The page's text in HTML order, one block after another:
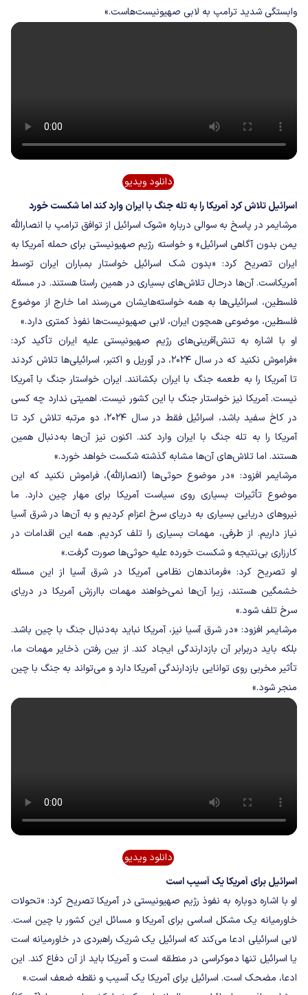
وابستگی شدید ترامپ به لابی صهیونیست‌هاست.»
دانلود ویدیو
اسرائیل تلاش کرد آمریکا را به تله جنگ با ایران وارد کند اما شکست خورد
مرشایمر در پاسخ به سوالی درباره «شوک اسرائیل از توافق ترامپ با انصارالله
یمن بدون آگاهی اسرائیل» و خواسته رژیم صهیونیستی برای حمله آمریکا به
ایران تصریح کرد: «بدون شک اسرائیل خواستار بمباران ایران توسط
آمریکاست. آن‌ها درحال تلاش‌های بسیاری در همین راستا هستند. در مسئله
فلسطین، اسرائیلی‌ها به همه خواسته‌هایشان می‌رسند اما خارج از موضوع
فلسطین، موضوعی همچون ایران، لابی صهیونیست‌ها نفوذ کمتری دارد.»
او با اشاره به تنش‌آفرینی‌های رژیم صهیونیستی علیه ایران تأکید کرد:
«فراموش نکنید که در سال ۲۰۲۴، در آوریل و اکتبر، اسرائیلی‌ها تلاش کردند
تا آمریکا را به طعمه جنگ با ایران بکشانند. ایران خواستار جنگ با آمریکا
نیست. آمریکا نیز خواستار جنگ با این کشور نیست. اهمیتی ندارد چه کسی
در کاخ سفید باشد، اسرائیل فقط در سال ۲۰۲۴، دو مرتبه تلاش کرد تا
آمریکا را به تله جنگ با ایران وارد کند. اکنون نیز آن‌ها به‌دنبال همین
هستند. اما تلاش‌های آن‌ها مشابه گذشته شکست خواهد خورد.»
مرشایمر افزود: «در موضوع حوثی‌ها (انصارالله)، فراموش نکنید که این
موضوع تأثیرات بسیاری روی سیاست آمریکا برای مهار چین دارد. ما
نیروهای دریایی بسیاری به دریای سرخ اعزام کردیم و به آن‌ها در شرق آسیا
نیاز داریم. از طرفی، مهمات بسیاری را تلف کردیم. همه این اقدامات در
کارزاری بی‌نتیجه و شکست خورده علیه حوثی‌ها صورت گرفت.»
او تصریح کرد: «فرماندهان نظامی آمریکا در شرق آسیا از این مسئله
خشمگین هستند، زیرا آن‌ها نمی‌خواهند مهمات باارزش آمریکا در دریای
سرخ تلف شود.»
مرشایمر افزود: «در شرق آسیا نیز، آمریکا نباید به‌دنبال جنگ با چین باشد.
بلکه باید دربرابر آن بازدارندگی ایجاد کند. از بین رفتن ذخایر مهمات ما،
تأثیر مخربی روی توانایی بازدارندگی آمریکا دارد و می‌تواند به جنگ با چین
منجر شود.»
دانلود ویدیو
اسرائیل برای آمریکا یک آسیب است
او با اشاره دوباره به نفوذ رژیم صهیونیستی در آمریکا تصریح کرد: «تحولات
خاورمیانه یک مشکل اساسی برای آمریکا و مسائل این کشور با چین است.
لابی اسرائیلی ادعا می‌کند که اسرائیل یک شریک راهبردی در خاورمیانه است
یا اسرائیل تنها دموکراسی در منطقه است و آمریکا باید از آن دفاع کند. این
ادعا، مضحک است. اسرائیل برای آمریکا یک آسیب و نقطه ضعف است.»